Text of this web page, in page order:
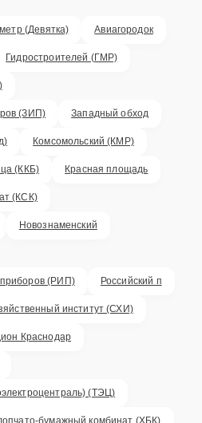
(Девятка) Авиагородок
Гидростроителей (ГМР)
(ЗИП) Западный обход
Комсомольский (КМР)
(ККБ) Красная площадь
(КСК)
Новознаменский
(РИП) Российский п
институт (СХИ)
Краснодар
(ТЭЦ)
бумажный комбинат (ХБК)